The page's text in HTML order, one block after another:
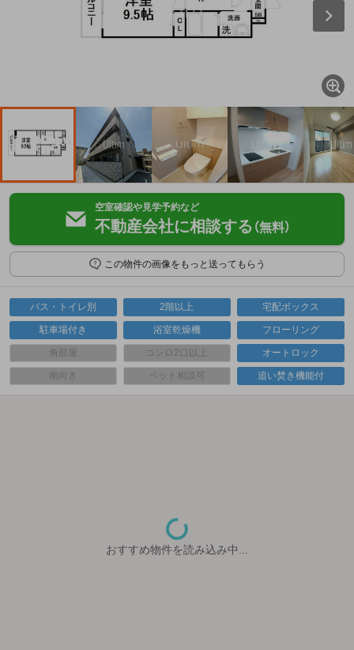
空室確認や見学予約など
不動産会社に相談する （無料）
この物件の画像をもっと送ってもらう
バス・トイレ別 2階以上 宅配ボックス
駐車場付き 浴室乾燥機 フローリング
角部屋 コンロ2口以上 オートロック
南向き ペット相談可 追い焚き機能付
おすすめ物件を読み込み中...